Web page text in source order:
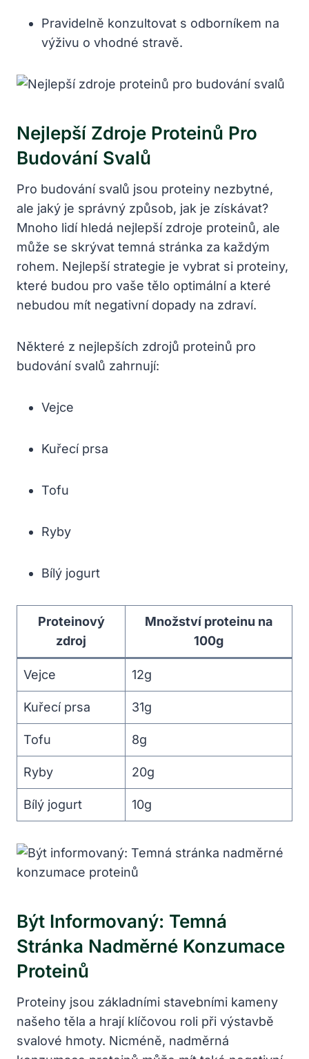
Pravidelně konzultovat s odborníkem na
výživu o vhodné stravě.
Nejlepší Zdroje Proteinů Pro
Budování Svalů
Pro budování svalů jsou proteiny nezbytné,
ale jaký je správný způsob, jak je získávat?
Mnoho lidí hledá nejlepší zdroje proteinů, ale
může se skrývat temná stránka za každým
rohem. Nejlepší strategie je vybrat si proteiny,
které budou pro vaše tělo optimální a které
nebudou mít negativní dopady na zdraví.
Některé z nejlepších zdrojů proteinů pro
budování svalů zahrnují:
Vejce
Kuřecí prsa
Tofu
Ryby
Bílý jogurt
Proteinový
zdroj
Množství proteinu na
100g
Vejce 12g
Kuřecí prsa 31g
Tofu 8g
Ryby 20g
Bílý jogurt 10g
Být Informovaný: Temná
Stránka Nadměrné Konzumace
Proteinů
Proteiny jsou základními stavebními kameny
našeho těla a hrají klíčovou roli při výstavbě
svalové hmoty. Nicméně, nadměrná